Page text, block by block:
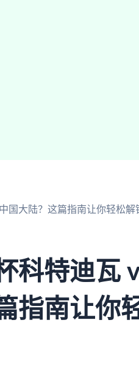
国大陆？这篇指南让你轻松解
科特迪瓦
指南让你